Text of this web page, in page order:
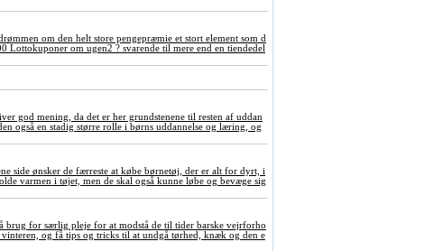
om den helt store pengepræmie et stort element som d
om ugen2 ? svarende til mere end en tiendedel
god mening, da det er her grundstenene til resten af uddan
også en stadig større rolle i børns uddannelse og læring, og
side ønsker de færreste at købe børnetøj, der er alt for dyrt, i
varmen i tøjet, men de skal også kunne løbe og bevæge sig
brug for særlig pleje for at modstå de til tider barske vejrforho
og få tips og tricks til at undgå tørhed, knæk og den e